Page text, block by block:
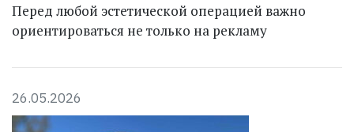
Перед любой эстетической операцией важно
ориентироваться не только на рекламу
26.05.2026